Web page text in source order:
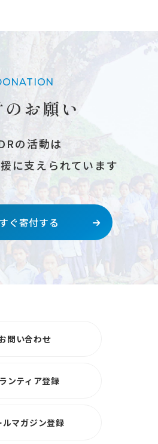
お願い
の活動は
に支えられています
ぐ寄付する
問い合わせ
ンティア登録
ルマガジン登録